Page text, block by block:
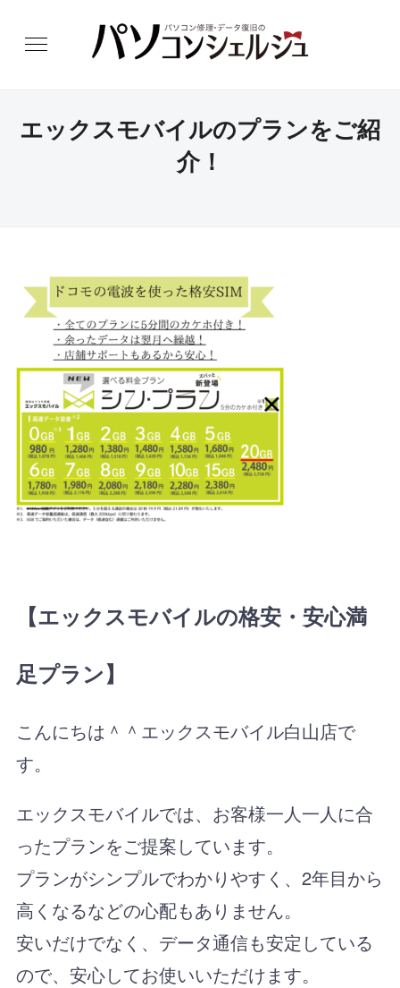
エックスモバイルのプランをご紹
介！
【エックスモバイルの格安・安心満
足プラン】
こんにちは＾＾エックスモバイル白山店で
す。
エックスモバイルでは、お客様一人一人に合
ったプランをご提案しています。
プランがシンプルでわかりやすく、2年目から
高くなるなどの心配もありません。
安いだけでなく、データ通信も安定している
ので、安心してお使いいただけます。